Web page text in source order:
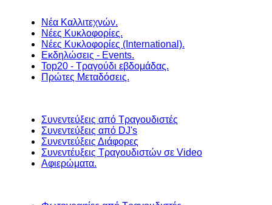
Νέα Καλλιτεχνών.
Νέες Κυκλοφορίες.
Νέες Κυκλοφορίες (International).
Εκδηλώσεις - Events.
Top20 - Τραγούδι εβδομάδας.
Πρώτες Μεταδόσεις.
Συνεντεύξεις από Τραγουδιστές
Συνεντεύξεις από DJ's
Συνεντεύξεις Διάφορες
Συνεντέυξεις Τραγουδιστών σε Video
Αφιερώματα.